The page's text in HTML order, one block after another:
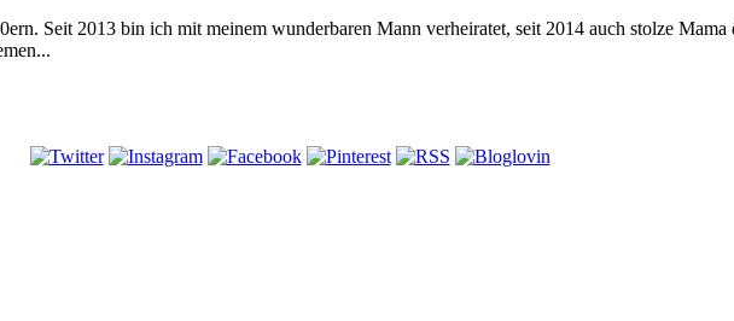
Seit 2013 bin ich mit meinem wunderbaren Mann verheiratet, seit 2014 auch stolze